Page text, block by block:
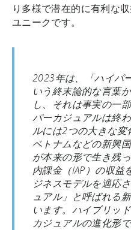
り多様で潜在的に有利な
ユニークです。
2023年は、「ハイパ
いう終末論的な言葉
し、それは事実の一
パーカジュアルは終
ルには2つの大きな変
ベトナムなどの新興
が本来の形で生き残
内課金（IAP）の収益
ジネスモデルを適応
ュアル」と呼ばれる
います。ハイブリッ
カジュアルの進化形